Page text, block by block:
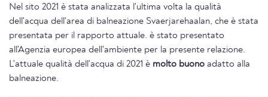
Nel sito 2021 è stata analizzata l'ultima volta la qualità
dell'acqua dell'area di balneazione Svaerjarehaalan, che è stata
presentata per il rapporto attuale. è stato presentato
all'Agenzia europea dell'ambiente per la presente relazione.
L'attuale qualità dell'acqua di 2021 è molto buono adatto alla
balneazione.